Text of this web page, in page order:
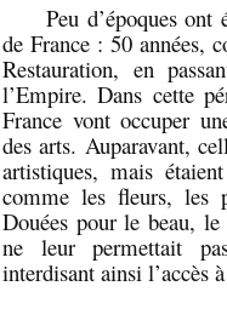
Peu d’époques ont
de France : 50 années,
Restauration, en
l’Empire. Dans cette
France vont occuper
des arts. Auparavant,
artistiques, mais
comme les fleurs, les
Douées pour le beau,
ne leur permettait
interdisant ainsi l’accès